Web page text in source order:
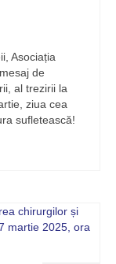
Asociația
de
al trezirii la
ziua cea
sufletească!